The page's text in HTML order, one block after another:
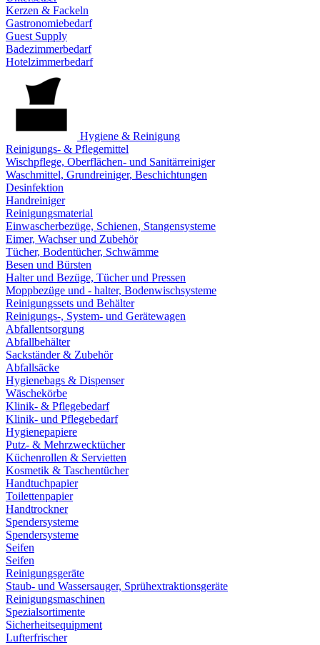
Kerzen & Fackeln
Gastronomiebedarf
Guest Supply
Badezimmerbedarf
Hotelzimmerbedarf
Hygiene & Reinigung
Reinigungs- & Pflegemittel
Wischpflege, Oberflächen- und Sanitärreiniger
Waschmittel, Grundreiniger, Beschichtungen
Desinfektion
Handreiniger
Reinigungsmaterial
Einwascherbezüge, Schienen, Stangensysteme
Eimer, Wachser und Zubehör
Tücher, Bodentücher, Schwämme
Besen und Bürsten
Halter und Bezüge, Tücher und Pressen
Moppbezüge und - halter, Bodenwischsysteme
Reinigungssets und Behälter
Reinigungs-, System- und Gerätewagen
Abfallentsorgung
Abfallbehälter
Sackständer & Zubehör
Abfallsäcke
Hygienebags & Dispenser
Wäschekörbe
Klinik- & Pflegebedarf
Klinik- und Pflegebedarf
Hygienepapiere
Putz- & Mehrzwecktücher
Küchenrollen & Servietten
Kosmetik & Taschentücher
Handtuchpapier
Toilettenpapier
Handtrockner
Spendersysteme
Spendersysteme
Seifen
Seifen
Reinigungsgeräte
Staub- und Wassersauger, Sprühextraktionsgeräte
Reinigungsmaschinen
Spezialsortimente
Sicherheitsequipment
Lufterfrischer